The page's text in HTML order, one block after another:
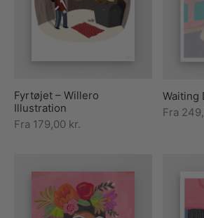
Fyrtøjet – Willero
Illustration
Fra 179,00 kr.
Waiting
Fra
plakater
i pastelfarver
plakater
til sommerhuset
plakater
med kvinder